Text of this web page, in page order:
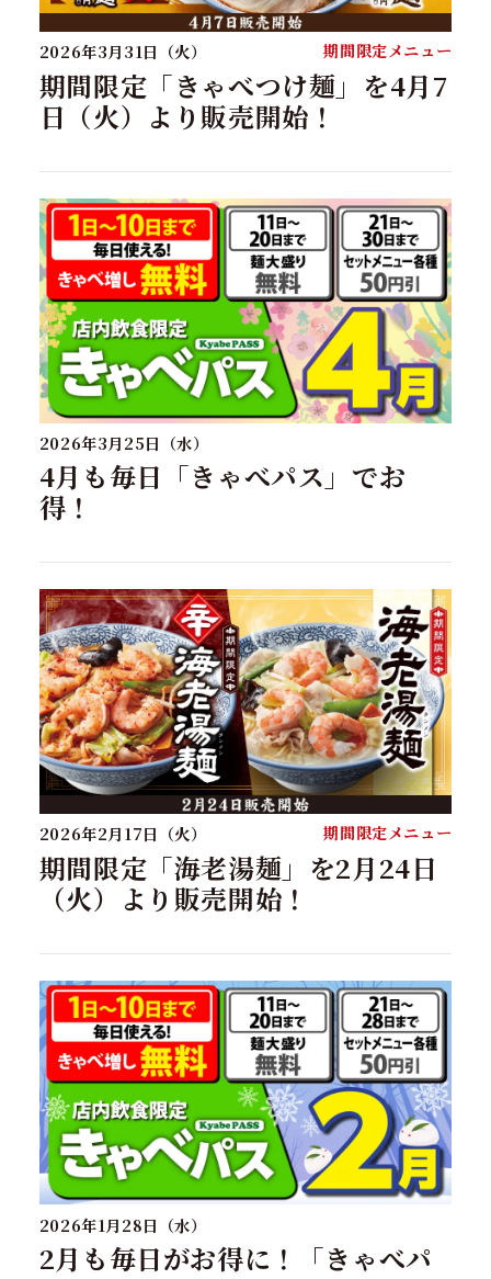
2026年3月31日（火） 期間限定メニュー
期間限定「きゃべつけ麺」を4月7
日（火）より販売開始！
2026年3月25日（水）
4月も毎日「きゃべパス」でお
得！
2026年2月17日（火） 期間限定メニュー
期間限定「海老湯麺」を2月24日
（火）より販売開始！
2026年1月28日（水）
2月も毎日がお得に！「きゃべパ